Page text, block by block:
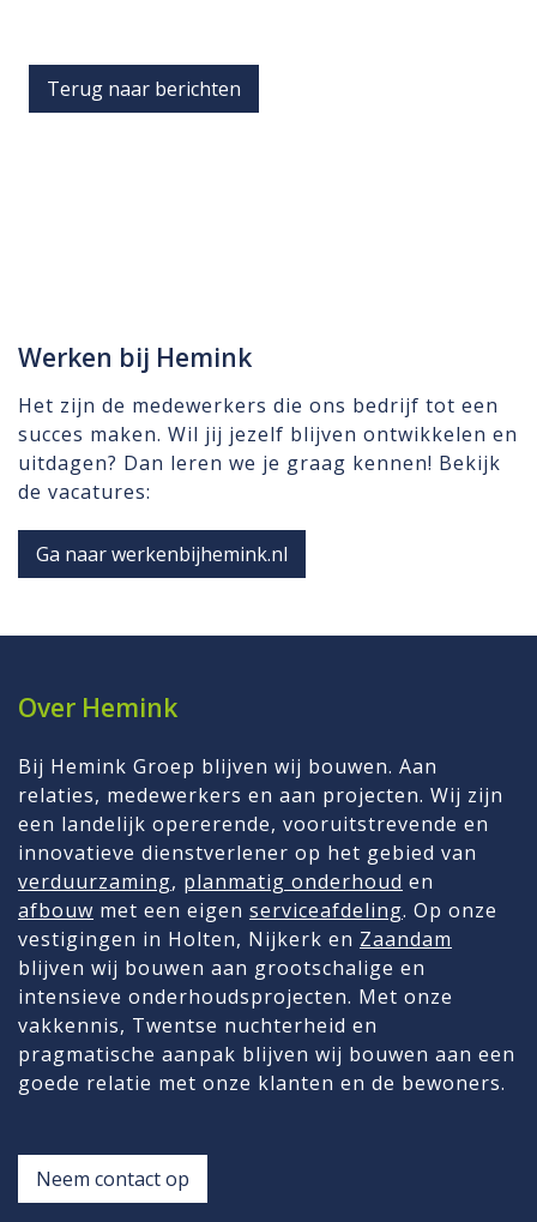
Terug naar berichten
Werken bij Hemink
Het zijn de medewerkers die ons bedrijf tot een
succes maken. Wil jij jezelf blijven ontwikkelen en
uitdagen? Dan leren we je graag kennen! Bekijk
de vacatures:
Ga naar werkenbijhemink.nl
Over Hemink
Bij Hemink Groep blijven wij bouwen. Aan
relaties, medewerkers en aan projecten. Wij zijn
een landelijk opererende, vooruitstrevende en
innovatieve dienstverlener op het gebied van
verduurzaming, planmatig onderhoud en
afbouw met een eigen serviceafdeling. Op onze
vestigingen in Holten, Nijkerk en Zaandam
blijven wij bouwen aan grootschalige en
intensieve onderhoudsprojecten. Met onze
vakkennis, Twentse nuchterheid en
pragmatische aanpak blijven wij bouwen aan een
goede relatie met onze klanten en de bewoners.
Neem contact op